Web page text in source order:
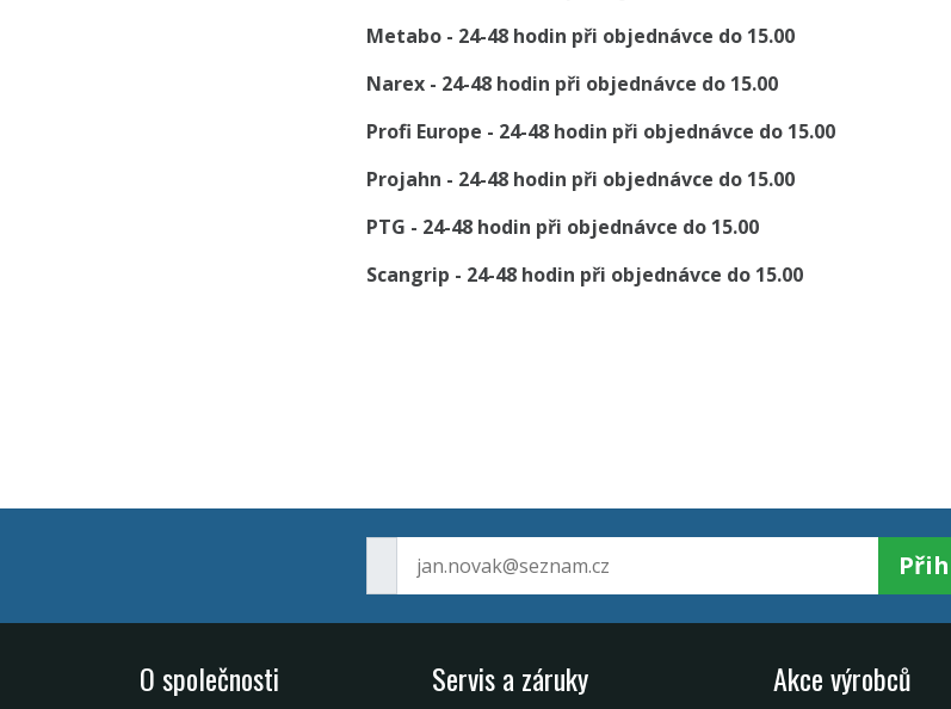
Metabo - 24-48 hodin při objednávce do 15.00
Narex - 24-48 hodin při objednávce do 15.00
Profi Europe - 24-48 hodin při objednávce do 15.00
Projahn - 24-48 hodin při objednávce do 15.00
PTG - 24-48 hodin při objednávce do 15.00
Scangrip - 24-48 hodin při objednávce do 15.00
O společnosti Servis a záruky Akce výrobců